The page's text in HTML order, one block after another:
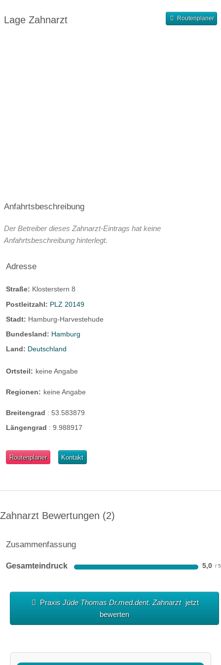
Samstagssprechstunde
Lage Zahnarzt Routenplaner
Anfahrtsbeschreibung
Der Betreiber dieses Zahnarzt-Eintrags hat keine
Anfahrtsbeschreibung hinterlegt.
Adresse
Straße: Klosterstern 8
Postleitzahl: PLZ 20149
Stadt: Hamburg-Harvestehude
Bundesland: Hamburg
Land: Deutschland
Ortsteil: keine Angabe
Regionen: keine Angabe
Breitengrad : 53.583879
Längengrad : 9.988917
Routenplaner Kontakt
Zahnarzt Bewertungen 2
Zusammenfassung
Gesamteindruck 5,0
PraxisJüde Thomas Dr.med.dent. Zahnarzt jetzt
bewerten